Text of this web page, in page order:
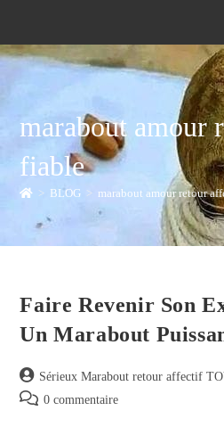
marabout amour
fiable
> BLOG > marabout amour retour
Faire Revenir Son
Un Marabout
Sérieux Marabout retour affectif
0 commentaire